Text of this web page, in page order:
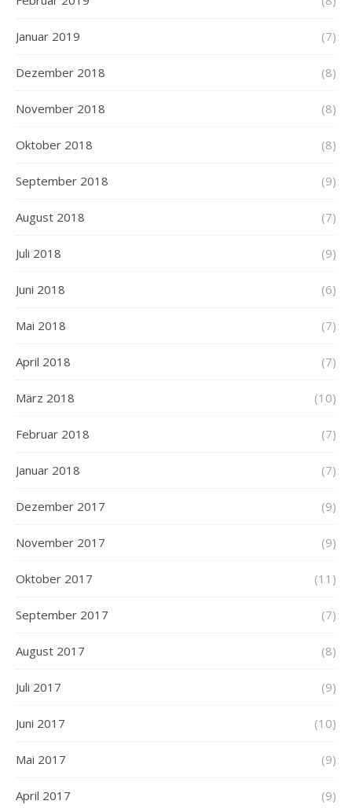
Januar 2019 (7)
Dezember 2018 (8)
November 2018 (8)
Oktober 2018 (8)
September 2018 (9)
August 2018 (7)
Juli 2018 (9)
Juni 2018 (6)
Mai 2018 (7)
April 2018 (7)
März 2018 (10)
Februar 2018 (7)
Januar 2018 (7)
Dezember 2017 (9)
November 2017 (9)
Oktober 2017 (11)
September 2017 (7)
August 2017 (8)
Juli 2017 (9)
Juni 2017 (10)
Mai 2017 (9)
April 2017 (9)